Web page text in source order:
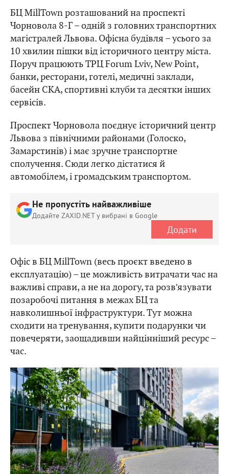
БЦ MillTown розташований на проспекті
Чорновола 8-Г – одній з головних транспортних
магістралей Львова. Офісна будівля – усього за
10 хвилин пішки від історичного центру міста.
Поруч працюють ТРЦ Forum Lviv, New Point,
банки, ресторани, готелі, медичні заклади,
басейн СКА, спортивні клуби та десятки інших
Проспект Чорновола поєднує історичний центр
Львова з північними районами (Голоско,
Замарстинів) і має зручне транспортне
сполучення. Сюди легко дістатися й
Не пропустіть найважливіше
Додати
Офіс в БЦ MillTown (весь проєкт введено в
експлуатацію) – це можливість витрачати час на
важливі справи, а не на дорогу, та розв’язувати
позаробочі питання в межах БЦ та
навколишньої інфраструктури. Тут можна
сходити на тренування, купити подарунки чи
повечеряти, заощадивши найцінніший ресурс –